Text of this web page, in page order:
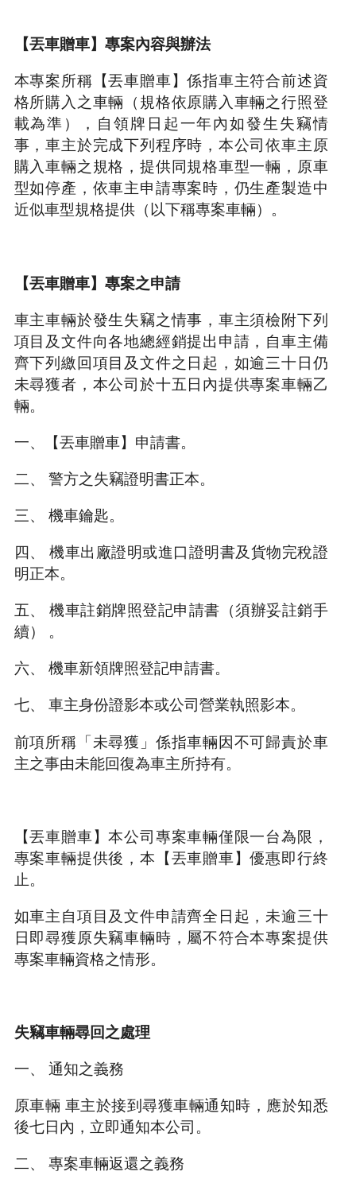
【丟車贈車】專案內容與辦法
本專案所稱【丟車贈車】係指車主符合前述資
格所購入之車輛（規格依原購入車輛之行照登
載為準），自領牌日起一年內如發生失竊情
事，車主於完成下列程序時，本公司依車主原
購入車輛之規格，提供同規格車型一輛，原車
型如停產，依車主申請專案時，仍生產製造中
近似車型規格提供（以下稱專案車輛）。
【丟車贈車】專案之申請
車主車輛於發生失竊之情事，車主須檢附下列
項目及文件向各地總經銷提出申請，自車主備
齊下列繳回項目及文件之日起，如逾三十日仍
未尋獲者，本公司於十五日內提供專案車輛乙
輛。
一、【丟車贈車】申請書。
二、 警方之失竊證明書正本。
三、 機車鑰匙。
四、 機車出廠證明或進口證明書及貨物完稅證
明正本。
五、 機車註銷牌照登記申請書（須辦妥註銷手
續） 。
六、 機車新領牌照登記申請書。
七、 車主身份證影本或公司營業執照影本。
前項所稱「未尋獲」係指車輛因不可歸責於車
主之事由未能回復為車主所持有。
【丟車贈車】本公司專案車輛僅限一台為限，
專案車輛提供後，本【丟車贈車】優惠即行終
止。
如車主自項目及文件申請齊全日起，未逾三十
日即尋獲原失竊車輛時，屬不符合本專案提供
專案車輛資格之情形。
失竊車輛尋回之處理
一、 通知之義務
原車輛 車主於接到尋獲車輛通知時，應於知悉
後七日內，立即通知本公司。
二、 專案車輛返還之義務